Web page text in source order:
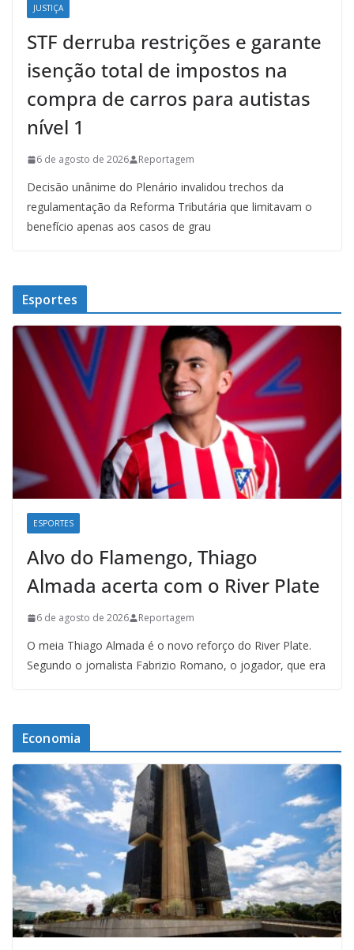
JUSTIÇA
STF derruba restrições e garante
isenção total de impostos na
compra de carros para autistas
nível 1
6 de agosto de 2026 Reportagem
Decisão unânime do Plenário invalidou trechos da
regulamentação da Reforma Tributária que limitavam o
benefício apenas aos casos de grau
Esportes
ESPORTES
Alvo do Flamengo, Thiago
Almada acerta com o River Plate
6 de agosto de 2026 Reportagem
O meia Thiago Almada é o novo reforço do River Plate.
Segundo o jornalista Fabrizio Romano, o jogador, que era
Economia